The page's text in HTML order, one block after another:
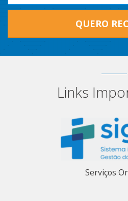
QUERO
Links
Serviços